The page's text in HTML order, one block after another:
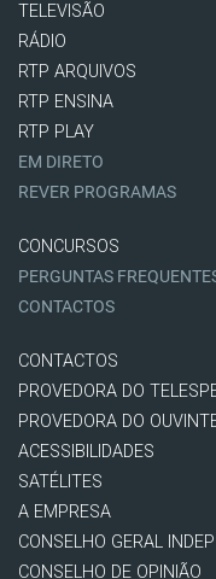
TELEVISÃO
RÁDIO
RTP ARQUIVOS
RTP ENSINA
RTP PLAY
EM DIRETO
REVER PROGRAMAS
CONCURSOS
PERGUNTAS
CONTACTOS
CONTACTOS
PROVEDORA DO
PROVEDORA DO
ACESSIBILIDADES
SATÉLITES
A EMPRESA
CONSELHO GERAL
CONSELHO DE OPINIÃO